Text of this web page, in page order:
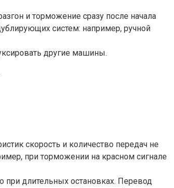
и торможение сразу после начала
систем: например, ручной
другие машины.
скорость и количество передач не
при торможении на красном сигнале
при длительных остановках. Перевод